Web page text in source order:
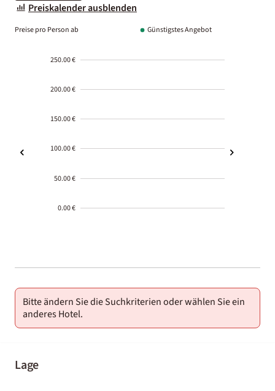
Preiskalender ausblenden
Preise pro Person ab Günstigstes Angebot
250.00 €
200.00 €
150.00 €
100.00 €
50.00 €
0.00 €
01-02
Bitte ändern Sie die Suchkriterien oder wählen Sie ein
anderes Hotel.
Lage